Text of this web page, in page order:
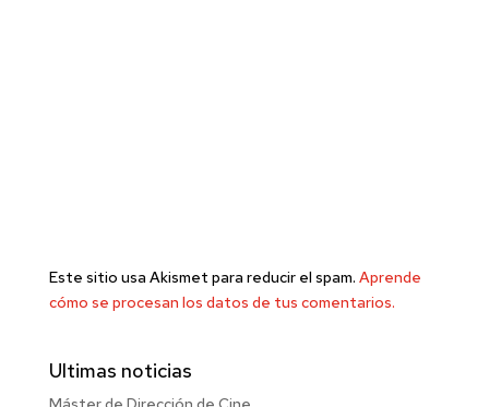
Este sitio usa Akismet para reducir el spam. Aprende
cómo se procesan los datos de tus comentarios.
Ultimas noticias